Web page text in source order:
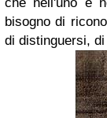
bisogno di
di distinguersi,